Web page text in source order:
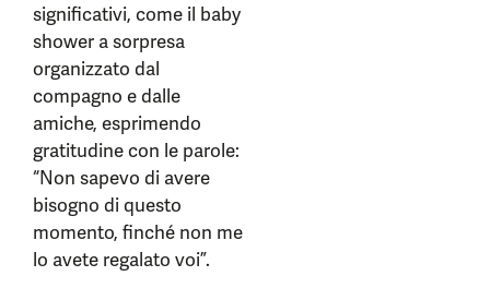
significativi, come il baby
shower a sorpresa
organizzato dal
compagno e dalle
amiche, esprimendo
gratitudine con le parole:
“Non sapevo di avere
bisogno di questo
momento, finché non me
lo avete regalato voi”.